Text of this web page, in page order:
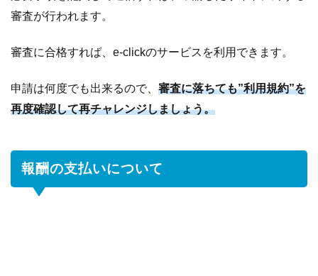
審査が行われます。
審査に合格すれば、e-clickのサービスを利用できます。
申請は何度でも出来るので、 審査に落ちても”利用規約”を
再度確認して再チャレンジしましょう。
報酬の支払いについて